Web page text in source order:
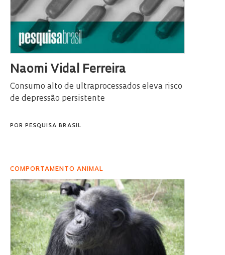
Naomi Vidal Ferreira
Consumo alto de ultraprocessados eleva risco
de depressão persistente
POR PESQUISA BRASIL
COMPORTAMENTO ANIMAL